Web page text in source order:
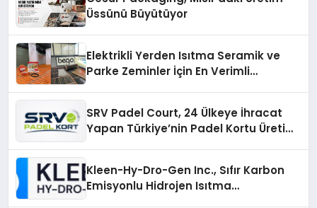
Üssünü Büyütüyor
Elektrikli Yerden Isıtma Seramik ve
Parke Zeminler İçin En Verimli
SRV Padel Court, 24 Ülkeye İhracat
Yapan Türkiye’nin Padel Kortu Üretim
Kleen-Hy-Dro-Gen Inc., Sıfır Karbon
Emisyonlu Hidrojen Isıtma